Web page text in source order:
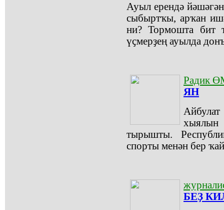
Ауыл ерендә
сыбыртҡы, арҡан
ни? Тормошта бит
үҫмерҙең ауылда
Радик
ЯН
хыялын
тырышты.
спорты менән бер
БЕҘ